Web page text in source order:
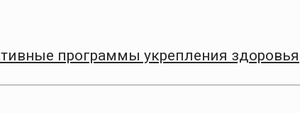
программы укрепления здоровья